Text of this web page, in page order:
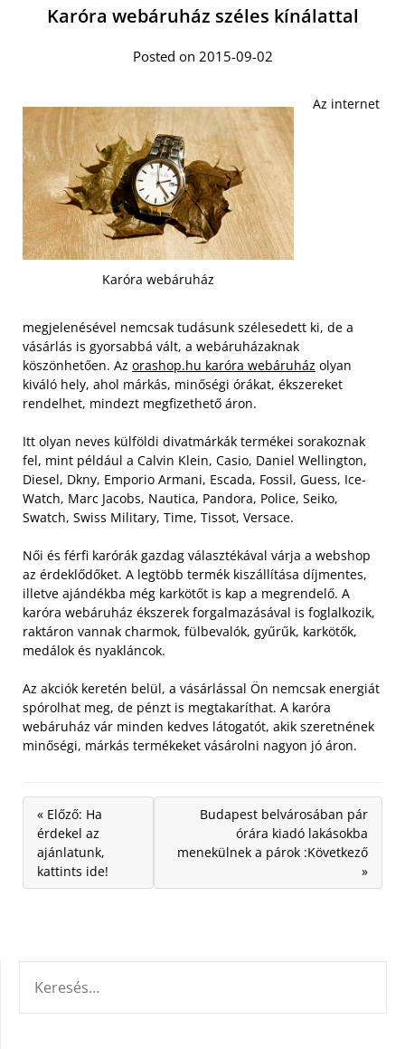
Karóra webáruház széles kínálattal
Posted on 2015-09-02
Karóra webáruház
Az internet
megjelenésével nemcsak tudásunk szélesedett ki, de a
vásárlás is gyorsabbá vált, a webáruházaknak
köszönhetően. Az orashop.hu karóra webáruház olyan
kiváló hely, ahol márkás, minőségi órákat, ékszereket
rendelhet, mindezt megfizethető áron.
Itt olyan neves külföldi divatmárkák termékei sorakoznak
fel, mint például a Calvin Klein, Casio, Daniel Wellington,
Diesel, Dkny, Emporio Armani, Escada, Fossil, Guess, Ice-
Watch, Marc Jacobs, Nautica, Pandora, Police, Seiko,
Swatch, Swiss Military, Time, Tissot, Versace.
Női és férfi karórák gazdag választékával várja a webshop
az érdeklődőket. A legtöbb termék kiszállítása díjmentes,
illetve ajándékba még karkötőt is kap a megrendelő. A
karóra webáruház ékszerek forgalmazásával is foglalkozik,
raktáron vannak charmok, fülbevalók, gyűrűk, karkötők,
medálok és nyakláncok.
Az akciók keretén belül, a vásárlással Ön nemcsak energiát
spórolhat meg, de pénzt is megtakaríthat. A karóra
webáruház vár minden kedves látogatót, akik szeretnének
minőségi, márkás termékeket vásárolni nagyon jó áron.
« Előző: Ha
érdekel az
ajánlatunk,
kattints ide!
Budapest belvárosában pár
órára kiadó lakásokba
menekülnek a párok :Következő
»